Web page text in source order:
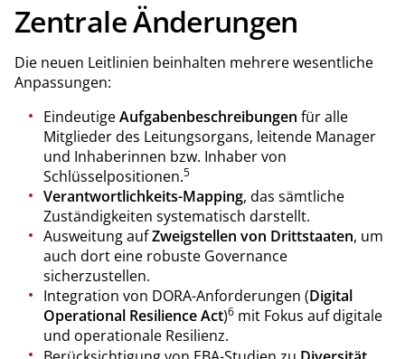
Zentrale Änderungen
Die neuen Leitlinien beinhalten mehrere wesentliche
Anpassungen:
EindeutigeAufgabenbeschreibungen für alle
Mitglieder des Leitungsorgans, leitende Manager
und Inhaberinnen bzw. Inhaber von
Schlüsselpositionen.5
Verantwortlichkeits-Mapping, das sämtliche
Zuständigkeiten systematisch darstellt.
Ausweitung aufZweigstellen von Drittstaaten, um
auch dort eine robuste Governance
sicherzustellen.
Integration von DORA-Anforderungen (Digital
Operational Resilience Act)6 mit Fokus auf digitale
und operationale Resilienz.